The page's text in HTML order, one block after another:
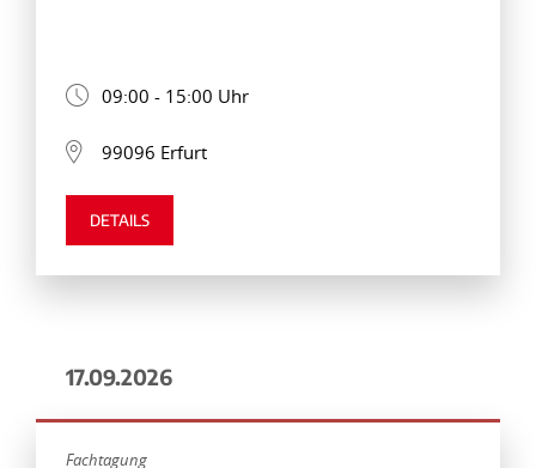
09:00 - 15:00 Uhr
99096 Erfurt
DETAILS
17.09.2026
Fachtagung